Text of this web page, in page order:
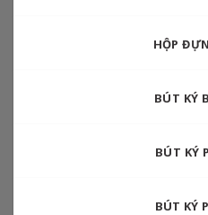
HỘP
BÚT KÝ
BÚT KÝ
BÚT KÝ